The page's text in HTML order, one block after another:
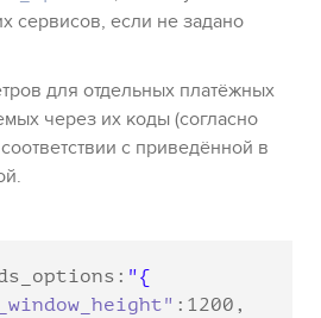
сервисов, если не задано
для отдельных платёжных
через их коды (согласно
с приведённой в
: 1200 ,